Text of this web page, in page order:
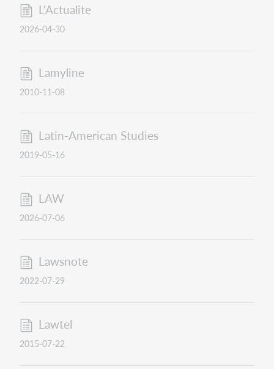
L'Actualite
2026-04-30
Lamyline
2010-11-08
Latin-American Studies
2019-05-16
LAW
2026-07-06
Lawsnote
2022-07-29
Lawtel
2015-07-22